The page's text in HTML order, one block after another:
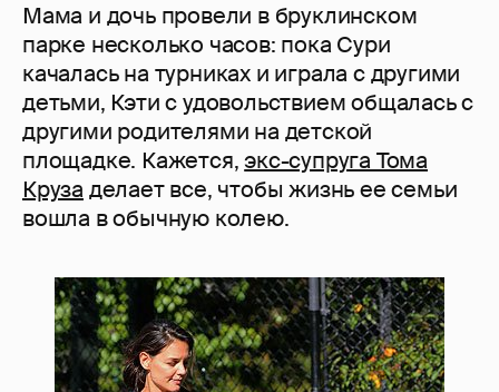
Мама и дочь провели в бруклинском
парке несколько часов: пока Сури
качалась на турниках и играла с другими
детьми, Кэти с удовольствием общалась с
другими родителями на детской
площадке. Кажется,экс-супруга Тома
Круза делает все, чтобы жизнь ее семьи
вошла в обычную колею.